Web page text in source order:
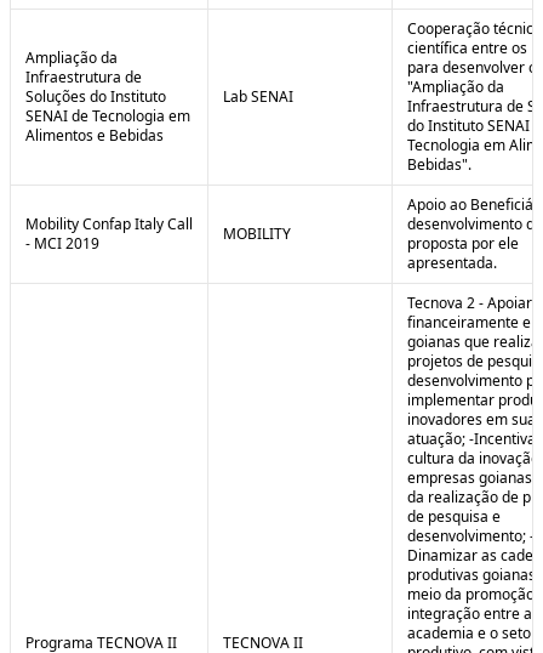
Ampliação da
Infraestrutura de
Soluções do Instituto
SENAI de Tecnologia em
Alimentos e Bebidas
Lab SENAI
Cooperação
científica entre os
para desenvolver o
"Ampliação da
Infraestrutura de
do Instituto SENAI
Tecnologia em
Bebidas".
Mobility Confap Italy Call
- MCI 2019
MOBILITY
Apoio ao
desenvolvimento da
proposta por ele
apresentada.
Programa TECNOVA II TECNOVA II
Tecnova 2 - Apoiar
financeiramente
goianas que
projetos de
desenvolvimento
implementar
inovadores em sua
atuação; -
cultura da inovação
empresas goianas
da realização de
de pesquisa e
desenvolvimento; -
Dinamizar as
produtivas goianas
meio da promoção
integração entre a
academia e o setor